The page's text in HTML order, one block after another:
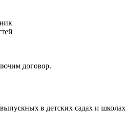
договор.
в детских садах и школах